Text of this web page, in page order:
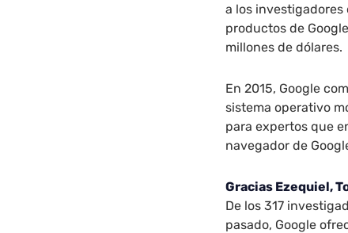
a los
productos de
millones de dólares.
En 2015, Google
sistema operativo
para expertos que
navegador de
Gracias Ezequiel,
De los 317
pasado, Google